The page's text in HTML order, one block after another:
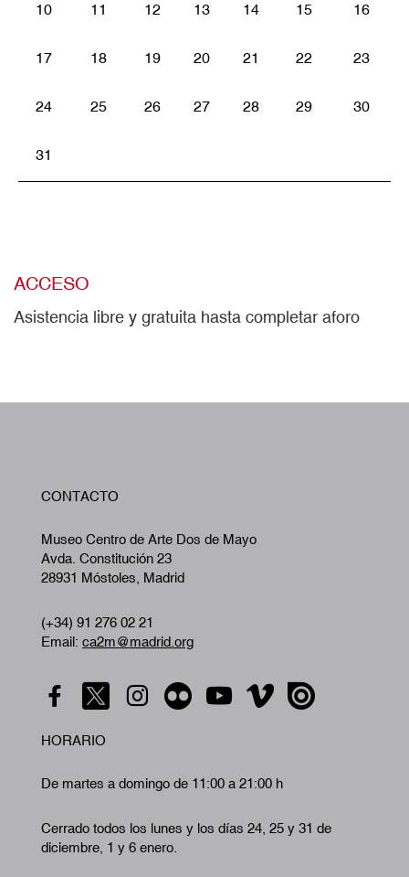
10 11 12 13 14 15 16
17 18 19 20 21 22 23
24 25 26 27 28 29 30
31
ACCESO
Asistencia libre y gratuita hasta completar aforo
CONTACTO
Museo Centro de Arte Dos de Mayo
Avda. Constitución 23
28931 Móstoles, Madrid
(+34) 91 276 02 21
Email: ca2m@madrid.org
HORARIO
De martes a domingo de 11:00 a 21:00 h
Cerrado todos los lunes y los días 24, 25 y 31 de
diciembre, 1 y 6 enero.